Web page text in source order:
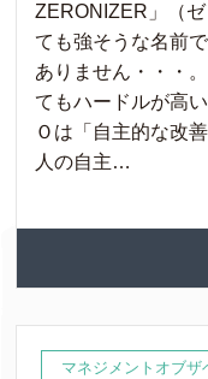
ZERONIZER」（
ても強そうな名前
ありません・・・
てもハードルが高
Ｏは「自主的な改
人の自主…
マネジメントオブザ